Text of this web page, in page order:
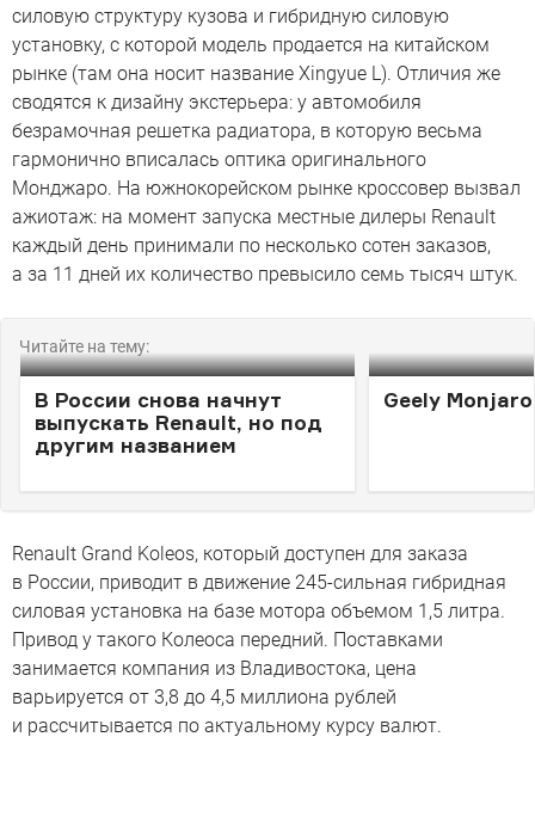
силовую структуру кузова и гибридную силовую
установку, с которой модель продается на китайском
рынке (там она носит название Xingyue L). Отличия же
сводятся к дизайну экстерьера: у автомобиля
безрамочная решетка радиатора, в которую весьма
гармонично вписалась оптика оригинального
Монджаро. На южнокорейском рынке кроссовер вызвал
ажиотаж: на момент запуска местные дилеры Renault
каждый день принимали по несколько сотен заказов,
а за 11 дней их количество превысило семь тысяч штук.
Читайте на тему:
В России снова начнут
выпускать Renault, но под
другим названием
Geely Monjaro
Renault Grand Koleos, который доступен для заказа
в России, приводит в движение 245-сильная гибридная
силовая установка на базе мотора объемом 1,5 литра.
Привод у такого Колеоса передний. Поставками
занимается компания из Владивостока, цена
варьируется от 3,8 до 4,5 миллиона рублей
и рассчитывается по актуальному курсу валют.